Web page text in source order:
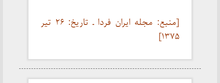
[منبع: مجله ایران فردا ـ تاریخ: ۲۶ تیر
۱۳۷۵]